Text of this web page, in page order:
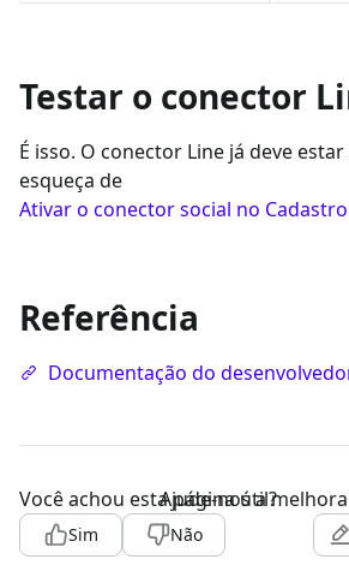
Testar o conector
É isso. O conector Line já deve
esqueça de
Ativar o conector social no
Referência
Documentação do
Você achou esta página útil?
Sim Não
Ajude-nos a